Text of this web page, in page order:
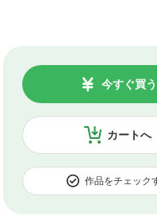
カートへ
今すぐ買う
作品をチェック